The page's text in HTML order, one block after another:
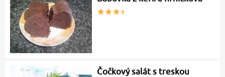
Čočkový salát s treskou